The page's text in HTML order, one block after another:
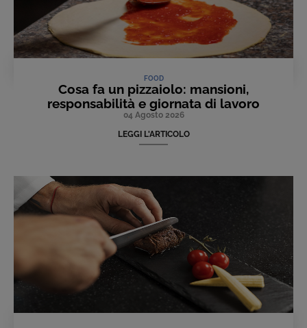
FOOD
Cosa fa un pizzaiolo: mansioni,
responsabilità e giornata di lavoro
04 Agosto 2026
LEGGI L'ARTICOLO